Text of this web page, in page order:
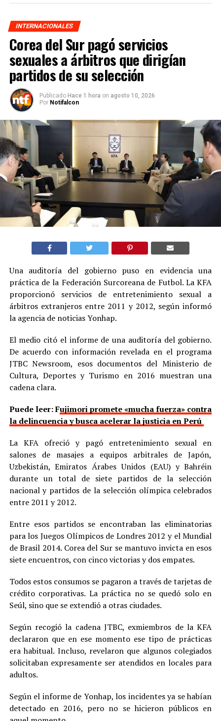
INTERNACIONALES
Corea del Sur pagó servicios
sexuales a árbitros que dirigían
partidos de su selección
Publicado Hace 1 hora on agosto 10, 2026
Por Notifalcon
Una auditoría del gobierno puso en evidencia una
práctica de la Federación Surcoreana de Futbol. La KFA
proporcionó servicios de entretenimiento sexual a
árbitros extranjeros entre 2011 y 2012, según informó
la agencia de noticias Yonhap.
El medio citó el informe de una auditoría del gobierno.
De acuerdo con información revelada en el programa
JTBC Newsroom, esos documentos del Ministerio de
Cultura, Deportes y Turismo en 2016 muestran una
cadena clara.
Puede leer: Fujimori promete «mucha fuerza» contra
la delincuencia y busca acelerar la justicia en Perú
La KFA ofreció y pagó entretenimiento sexual en
salones de masajes a equipos arbitrales de Japón,
Uzbekistán, Emiratos Árabes Unidos (EAU) y Bahréin
durante un total de siete partidos de la selección
nacional y partidos de la selección olímpica celebrados
entre 2011 y 2012.
Entre esos partidos se encontraban las eliminatorias
para los Juegos Olímpicos de Londres 2012 y el Mundial
de Brasil 2014. Corea del Sur se mantuvo invicta en esos
siete encuentros, con cinco victorias y dos empates.
Todos estos consumos se pagaron a través de tarjetas de
crédito corporativas. La práctica no se quedó solo en
Seúl, sino que se extendió a otras ciudades.
Según recogió la cadena JTBC, exmiembros de la KFA
declararon que en ese momento ese tipo de prácticas
era habitual. Incluso, revelaron que algunos colegiados
solicitaban expresamente ser atendidos en locales para
adultos.
Según el informe de Yonhap, los incidentes ya se habían
detectado en 2016, pero no se hicieron públicos en